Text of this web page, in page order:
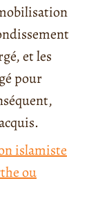
et les
pour
islamiste
ou